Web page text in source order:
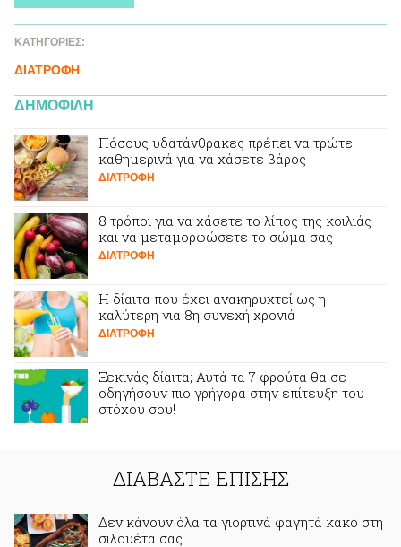
ΚΑΤΗΓΟΡΙΕΣ:
ΔΙΑΤΡΟΦΗ
ΔΗΜΟΦΙΛΗ
Πόσους υδατάνθρακες πρέπει να τρώτε
καθημερινά για να χάσετε βάρος
ΔΙΑΤΡΟΦΗ
8 τρόποι για να χάσετε το λίπος της κοιλιάς
και να μεταμορφώσετε το σώμα σας
ΔΙΑΤΡΟΦΗ
Η δίαιτα που έχει ανακηρυχτεί ως η
καλύτερη για 8η συνεχή χρονιά
ΔΙΑΤΡΟΦΗ
Ξεκινάς δίαιτα; Αυτά τα 7 φρούτα θα σε
οδηγήσουν πιο γρήγορα στην επίτευξη του
στόχου σου!
ΔΙΑΒΑΣΤΕ ΕΠΙΣΗΣ
Δεν κάνουν όλα τα γιορτινά φαγητά κακό στη
σιλουέτα σας